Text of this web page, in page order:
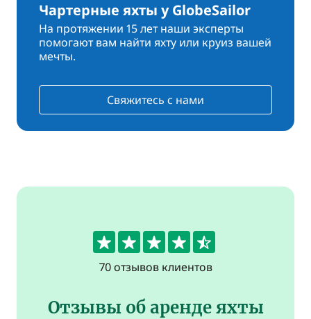
Чартерные яхты у GlobeSailor
На протяжении 15 лет наши эксперты
помогают вам найти яхту или круиз вашей
мечты.
Свяжитесь с нами
4.6
70 отзывов клиентов
Отзывы об аренде яхты